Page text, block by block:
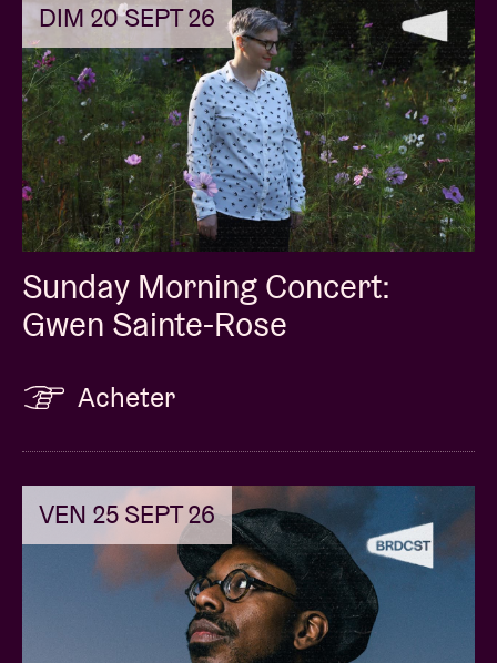
Weiss(Ethics Coordinator in International Game
Development à l’International DAE School).
DIM 20 SEPT 26
Sunday Morning Concert:
Gwen Sainte-Rose
Acheter
VEN 25 SEPT 26